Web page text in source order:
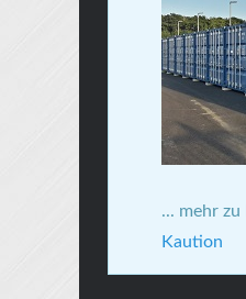
... mehr zu
Kaution